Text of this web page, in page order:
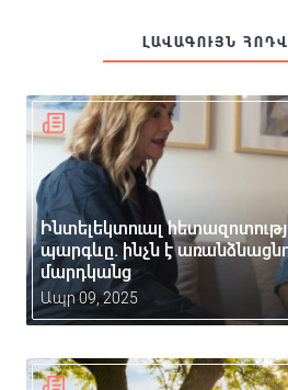
ԼԱՎԱԳՈՒՅՆ
Ինտելեկտուալ
պարգևը. ինչն է
մարդկանց
Ապր 09, 2025